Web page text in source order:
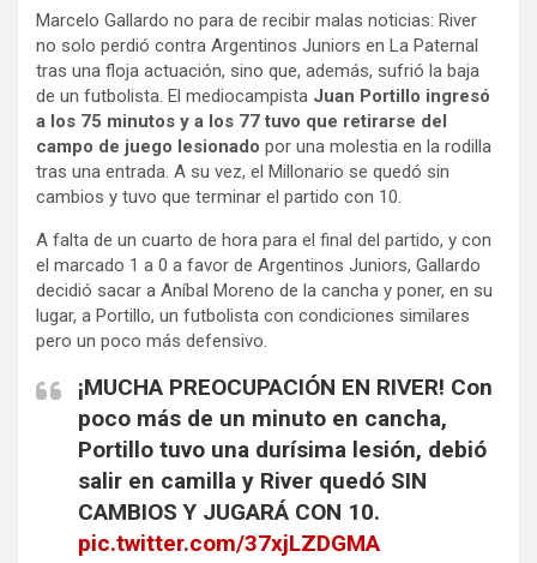
Marcelo Gallardo no para de recibir malas noticias: River
no solo perdió contra Argentinos Juniors en La Paternal
tras una floja actuación, sino que, además, sufrió la baja
de un futbolista. El mediocampista Juan Portillo ingresó
a los 75 minutos y a los 77 tuvo que retirarse del
campo de juego lesionado por una molestia en la rodilla
tras una entrada. A su vez, el Millonario se quedó sin
cambios y tuvo que terminar el partido con 10.
A falta de un cuarto de hora para el final del partido, y con
el marcado 1 a 0 a favor de Argentinos Juniors, Gallardo
decidió sacar a Aníbal Moreno de la cancha y poner, en su
lugar, a Portillo, un futbolista con condiciones similares
pero un poco más defensivo.
¡MUCHA PREOCUPACIÓN EN RIVER! Con
poco más de un minuto en cancha,
Portillo tuvo una durísima lesión, debió
salir en camilla y River quedó SIN
CAMBIOS Y JUGARÁ CON 10.
pic.twitter.com/37xjLZDGMA